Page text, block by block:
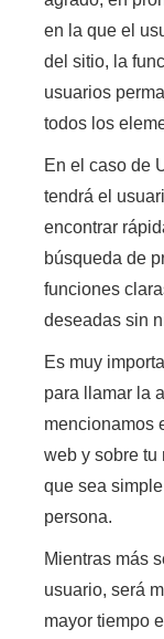
en la que el
del sitio, la
usuarios
todos los
En el caso de
tendrá el
encontrar
búsqueda de
funciones
deseadas sin
Es muy
para llamar la
mencionamos
web y sobre tu
que sea
persona.
Mientras más
usuario, será
mayor tiempo